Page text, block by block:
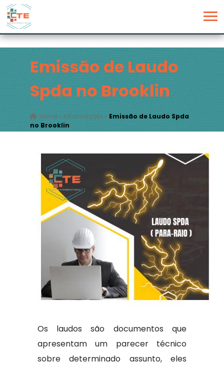
Emissão de Laudo
Spda no Brooklin
Home» Informações » Emissão de Laudo Spda
no Brooklin
Os laudos são documentos que
apresentam um parecer técnico
sobre determinado assunto, eles